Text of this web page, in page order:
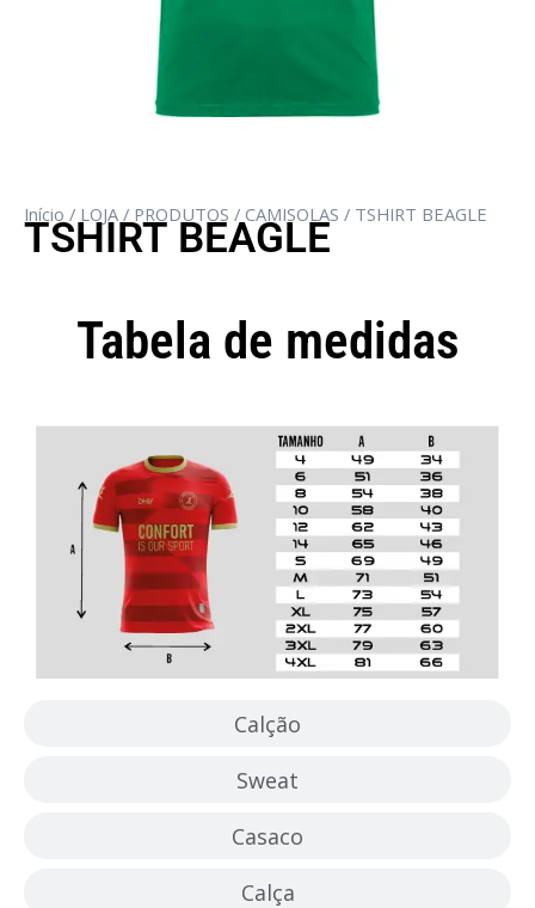
Início / LOJA / PRODUTOS / CAMISOLAS / TSHIRT BEAGLE
TSHIRT BEAGLE
Tabela de medidas
Calção
Sweat
Casaco
Calça